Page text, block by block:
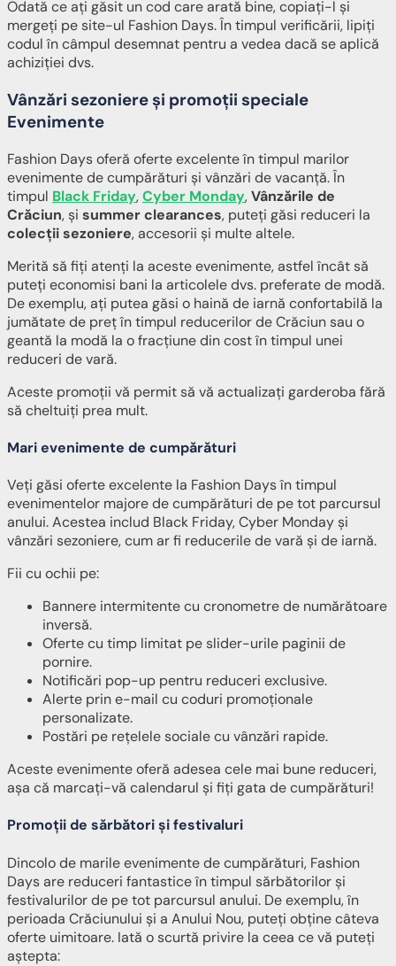
Odată ce ați găsit un cod care arată bine, copiați-l și
mergeți pe site-ul Fashion Days. În timpul verificării, lipiți
codul în câmpul desemnat pentru a vedea dacă se aplică
achiziției dvs.
Vânzări sezoniere și promoții speciale
Evenimente
Fashion Days oferă oferte excelente în timpul marilor
evenimente de cumpărături și vânzări de vacanță. În
timpul Black Friday,Cyber Monday,Vânzările de
Crăciun, și summer clearances, puteți găsi reduceri la
colecții sezoniere, accesorii și multe altele.
Merită să fiți atenți la aceste evenimente, astfel încât să
puteți economisi bani la articolele dvs. preferate de modă.
De exemplu, ați putea găsi o haină de iarnă confortabilă la
jumătate de preț în timpul reducerilor de Crăciun sau o
geantă la modă la o fracțiune din cost în timpul unei
reduceri de vară.
Aceste promoții vă permit să vă actualizați garderoba fără
să cheltuiți prea mult.
Mari evenimente de cumpărături
Veți găsi oferte excelente la Fashion Days în timpul
evenimentelor majore de cumpărături de pe tot parcursul
anului. Acestea includ Black Friday, Cyber Monday și
vânzări sezoniere, cum ar fi reducerile de vară și de iarnă.
Fii cu ochii pe:
Bannere intermitente cu cronometre de numărătoare
inversă.
Oferte cu timp limitat pe slider-urile paginii de
pornire.
Notificări pop-up pentru reduceri exclusive.
Alerte prin e-mail cu coduri promoționale
personalizate.
Postări pe rețelele sociale cu vânzări rapide.
Aceste evenimente oferă adesea cele mai bune reduceri,
așa că marcați-vă calendarul și fiți gata de cumpărături!
Promoții de sărbători și festivaluri
Dincolo de marile evenimente de cumpărături, Fashion
Days are reduceri fantastice în timpul sărbătorilor și
festivalurilor de pe tot parcursul anului. De exemplu, în
perioada Crăciunului și a Anului Nou, puteți obține câteva
oferte uimitoare. Iată o scurtă privire la ceea ce vă puteți
aștepta: